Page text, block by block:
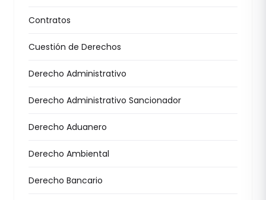
Contratos
Cuestión de Derechos
Derecho Administrativo
Derecho Administrativo Sancionador
Derecho Aduanero
Derecho Ambiental
Derecho Bancario